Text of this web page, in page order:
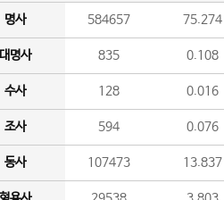
명사 584657 75.274
명사 835 0.108
수사 128 0.016
조사 594 0.076
동사 107473 13.837